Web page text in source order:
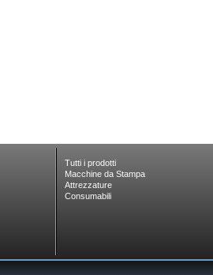
Tutti i prodotti
Macchine da Stampa
Attrezzature
Consumabili